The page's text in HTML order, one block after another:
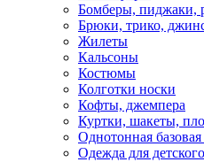
Бомберы, пиджаки,
Брюки, трико,
Жилеты
Кальсоны
Костюмы
Колготки носки
Кофты, джемпера
Куртки, шакеты,
Однотонная
Одежда для